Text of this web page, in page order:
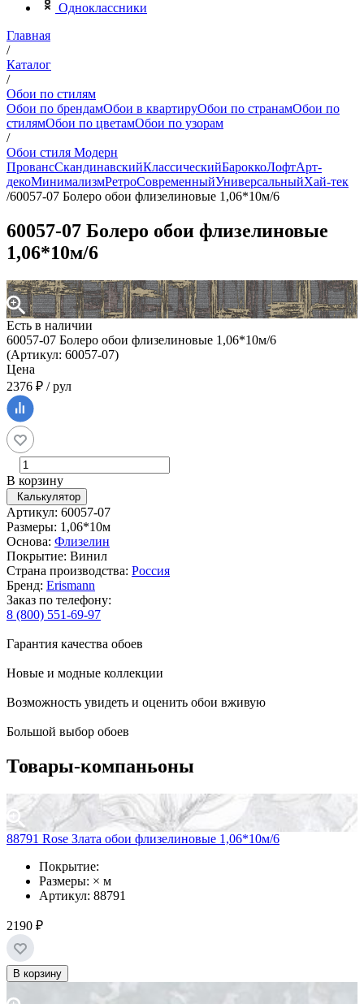
Одноклассники
Главная
/
Каталог
/
Обои по стилям
Обои по брендамОбои в квартируОбои по странамОбои по
стилямОбои по цветамОбои по узорам
/
Обои стиля Модерн
ПровансСкандинавскийКлассическийБароккоЛофтАрт-
декоМинимализмРетроСовременныйУниверсальныйХай-тек
/60057-07 Болеро обои флизелиновые 1,06*10м/6
60057-07 Болеро обои флизелиновые
1,06*10м/6
Есть в наличии
60057-07 Болеро обои флизелиновые 1,06*10м/6
(Артикул: 60057-07)
Цена
2376 ₽ / рул
В корзину
Калькулятор
Артикул: 60057-07
Размеры: 1,06*10м
Основа: Флизелин
Покрытие: Винил
Страна производства: Россия
Бренд: Erismann
Заказ по телефону:
8 (800) 551-69-97
Гарантия качества обоев
Новые и модные коллекции
Возможность увидеть и оценить обои вживую
Большой выбор обоев
Товары-компаньоны
88791 Rose Злата обои флизелиновые 1,06*10м/6
Покрытие:
Размеры: × м
Артикул: 88791
2190 ₽
В корзину